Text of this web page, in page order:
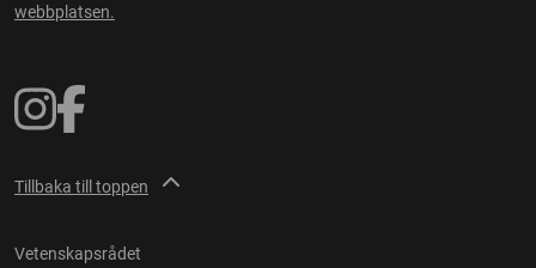
webbplatsen.
Tillbaka till toppen
Vetenskapsrådet